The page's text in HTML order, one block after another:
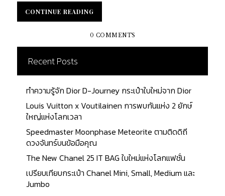
เป็นการเน้นใช้ผ้าทวีด” (Tweed) ที่ถือเป็นซิกเนเจอร์
ของแบรนด์หรูอย่างชาแนลอยู่แล้ว และยังสะท้อนกลิ่น
อายเสื้อผ้ายุค Modernism ออกมาให้เห็นภาพได้ชัดเจน
Virginie Viard แฟชั่นโชว์ Autumn/Winter ของแบ
รนด์ชาแนล ในปี 2022 นี้ เป็นคอลเล็กชั่นที่นำเรื่องราว
ของผ้า TWEED อันเป็นสัญลักษณ์ไอคอนิกของ
แบรนด์ มาเป็นจุดโฟกัส โดยความหมายของผ้า
TWEED ที่ Virginie Viard ต้องการสื่อ มีความหมาย
แบ่งเป็นข้อได้ดังต่อไปนี้คือ 1. ลักษณะทางภูมิศาสตร์
ตั้งชื่อตามแม่น้ำทวีด ซึ่งอยู่ระหว่างพรหมแดนของ
ประเทศอังกฤษและสก็อตแลนด์ 2. ความสัมพันธ์ ผ้า
วูลล์ทอเรียบ หรือทอทแยง โดยปกติจะใช้เส้นด้ายสองสี
3. การเปลี่ยนแปลงของผ้า Tweel ศัพท์ภาษาสก๊อต
สำหรับคำว่า Twill ผ้าที่ทอด้วยเอฟเฟ็กต์ด้ายยืนและพุ่ง
4. คำพ้องความหมาย 'ทวีด' อ้างอิงถึงเสื้อผ้า (สูทหรือ
เสื้อโค้ท) ที่ทำจากผ้าชนิดนี้ 5. คุณสมบัติ ผ้าเนื้อนุ่ม
CONTINUE READING
CONTINUE READING
0 COMMENTS
Recent Posts
ทำความรู้จัก Dior D-Journey กระเป๋าใบใหม่จาก Dior
Louis Vuitton x Voutilainen การพบกันแห่ง 2 ยักษ์
ใหญ่แห่งโลกเวลา
Speedmaster Moonphase Meteorite ตามติดดิถี
ดวงจันทร์บนข้อมือคุณ
The New Chanel 25 IT BAG ใบใหม่แห่งโลกแฟชั่น
เปรียบเทียบกระเป๋า Chanel Mini, Small, Medium และ
Jumbo